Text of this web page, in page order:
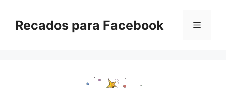
paraRecados para Facebook Menu